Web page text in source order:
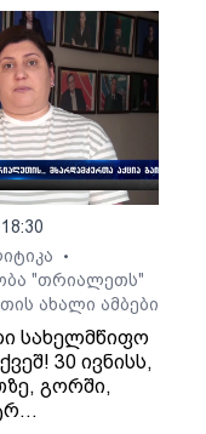
თუმცა
სამსახურს
13 ივლისს
ხოლო
ივლისს, მას
ოჯახმა
დააზუსტა,
ექიმის
•
"თრიალეთს"
ახალი ამბები
სახელმწიფო
30 ივნისს,
გორში,